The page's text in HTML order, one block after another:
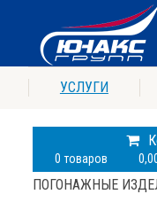
УСЛУГИ
0 товаров
ПОГОНАЖНЫЕ